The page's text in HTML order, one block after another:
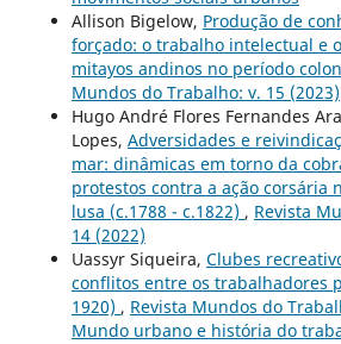
Allison Bigelow, Produção de
forçado: o trabalho intelectual e
mitayos andinos no período
Mundos do Trabalho: v. 15 (2023)
Hugo André Flores Fernandes
Lopes, Adversidades e
mar: dinâmicas em torno da
protestos contra a ação corsária
lusa (c.1788 - c.1822) , Revista
14 (2022)
Uassyr Siqueira, Clubes
conflitos entre os trabalhadores
1920) , Revista Mundos do
Mundo urbano e história do